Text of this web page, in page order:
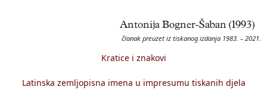
Antonija Bogner-Šaban (1993)
članak preuzet iz tiskanog izdanja 1983. – 2021.
Kratice i znakovi
Latinska zemljopisna imena u impresumu tiskanih djela